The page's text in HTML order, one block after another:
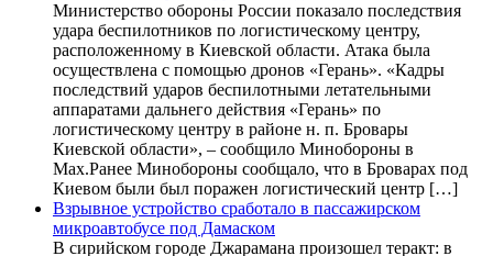
Министерство обороны России показало последствия
удара беспилотников по логистическому центру,
расположенному в Киевской области. Атака была
осуществлена с помощью дронов «Герань». «Кадры
последствий ударов беспилотными летательными
аппаратами дальнего действия «Герань» по
логистическому центру в районе н. п. Бровары
Киевской области», – сообщило Минобороны в
Max.Ранее Минобороны сообщало, что в Броварах под
Киевом были был поражен логистический центр […]
Взрывное устройство сработало в пассажирском
микроавтобусе под Дамаском
В сирийском городе Джарамана произошел теракт: в